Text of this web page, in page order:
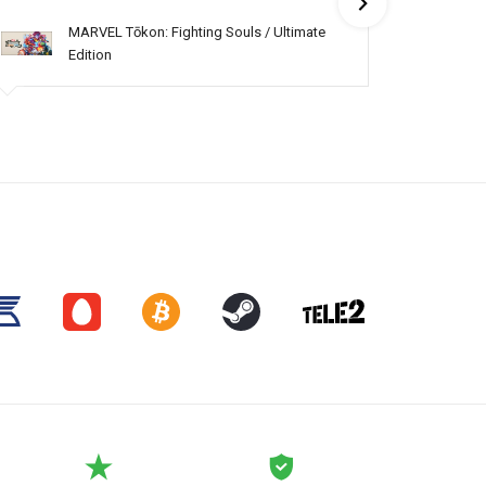
MARVEL Tōkon: Fighting Souls / Ultimate
Edition